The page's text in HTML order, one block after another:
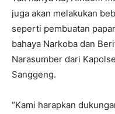
juga akan melakukan
seperti pembuatan
bahaya Narkoba dan
Narasumber dari
Sanggeng.
“Kami harapkan